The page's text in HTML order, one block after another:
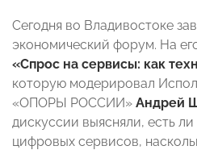
Сегодня во Владивостоке
экономический форум. На
«Спрос на сервисы: как
которую модерировал
«ОПОРЫ РОССИИ» Андрей
дискуссии выясняли, есть
цифровых сервисов,